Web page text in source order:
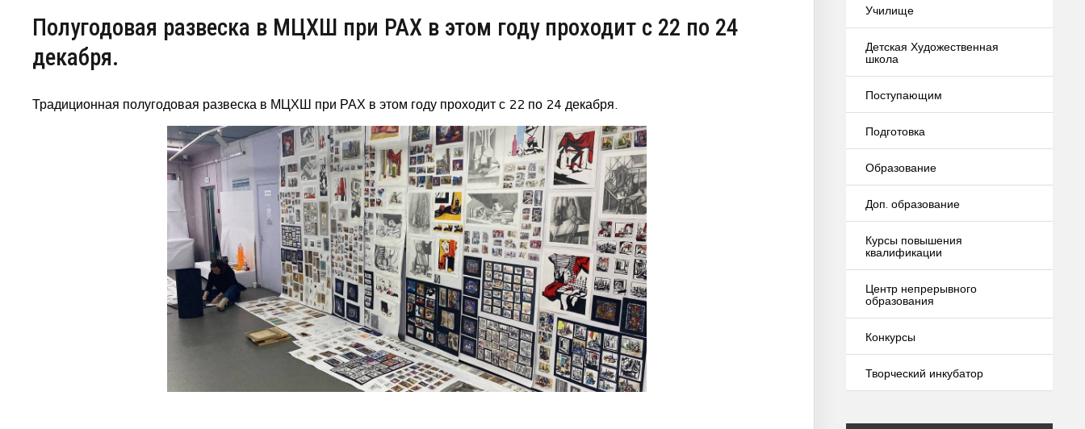
Полугодовая развеска в МЦХШ при РАХ в этом году проходит с 22 по 24
декабря.
Традиционная полугодовая развеска в МЦХШ при РАХ в этом году проходит с 22 по 24 декабря.
Училище
Детская Художественная
школа
Поступающим
Подготовка
Образование
Доп. образование
Курсы повышения
квалификации
Центр непрерывного
образования
Конкурсы
Творческий инкубатор